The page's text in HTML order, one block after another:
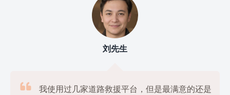
刘先生

我使用过几家道路救援平台，但是最满意的还是